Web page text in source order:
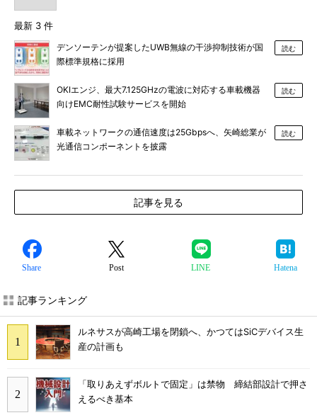
最新 3 件
デンソーテンが提案したUWB無線の干渉抑制技術が国
際標準規格に採用
読む
OKIエンジ、最大7.125GHzの電波に対応する車載機器
向けEMC耐性試験サービスを開始
読む
車載ネットワークの通信速度は25Gbpsへ、矢崎総業が
光通信コンポーネントを披露
読む
記事を見る
Share Post LINE Hatena
記事ランキング
ルネサスが高崎工場を閉鎖へ、かつてはSiCデバイス生
産の計画も
「取りあえずボルトで固定」は禁物 締結部設計で押さ
えるべき基本